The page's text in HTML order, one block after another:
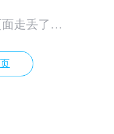
面走丢了…